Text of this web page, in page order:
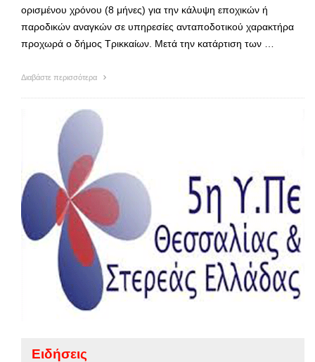
ορισμένου χρόνου (8 μήνες) για την κάλυψη εποχικών ή
παροδικών αναγκών σε υπηρεσίες ανταποδοτικού χαρακτήρα
προχωρά ο δήμος Τρικκαίων. Μετά την κατάρτιση των …
Διαβάστε περισσότερα
Ειδήσεις